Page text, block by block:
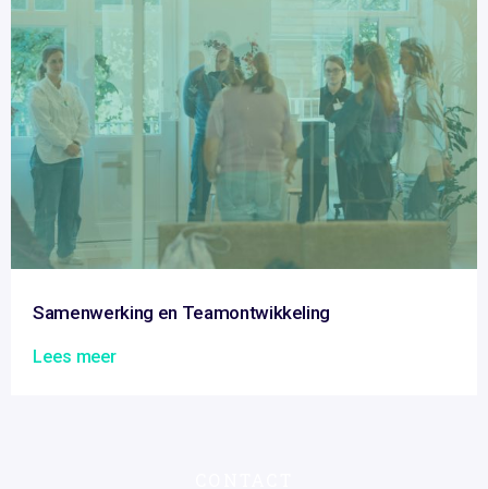
Samenwerking en Teamontwikkeling
Lees meer